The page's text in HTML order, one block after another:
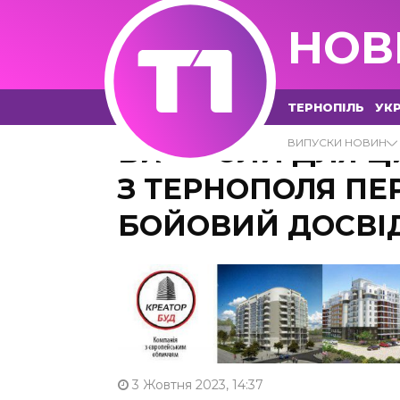
ТЕРНОПІЛЬ
ВИПУСКИ НОВИН
ВИШКОЛИ ДЛЯ
З ТЕРНОПОЛЯ
БОЙОВИЙ
3 Жовтня 2023, 14:37